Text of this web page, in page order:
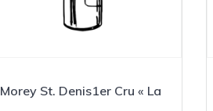
Morey St. Denis1er Cru « La